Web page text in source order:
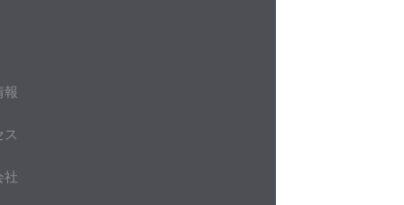
報
ス
社